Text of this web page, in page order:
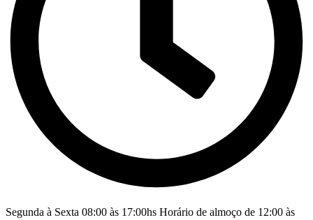
Segunda à Sexta 08:00 às 17:00hs Horário de almoço de 12:00 às